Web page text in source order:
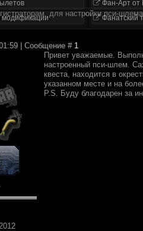
модификации
Фан-Арт от
Фанатский
для настройки пси-
| Сообщение # 1
Привет уважаемые.
настроенный пси-шлем.
квеста, находится в
указанном месте и на
P.S. Буду благодарен за